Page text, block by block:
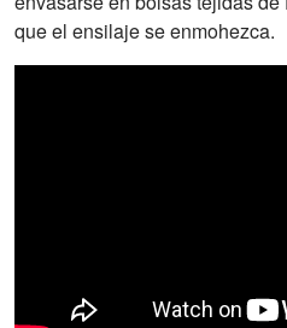
que el ensilaje se enmohezca.